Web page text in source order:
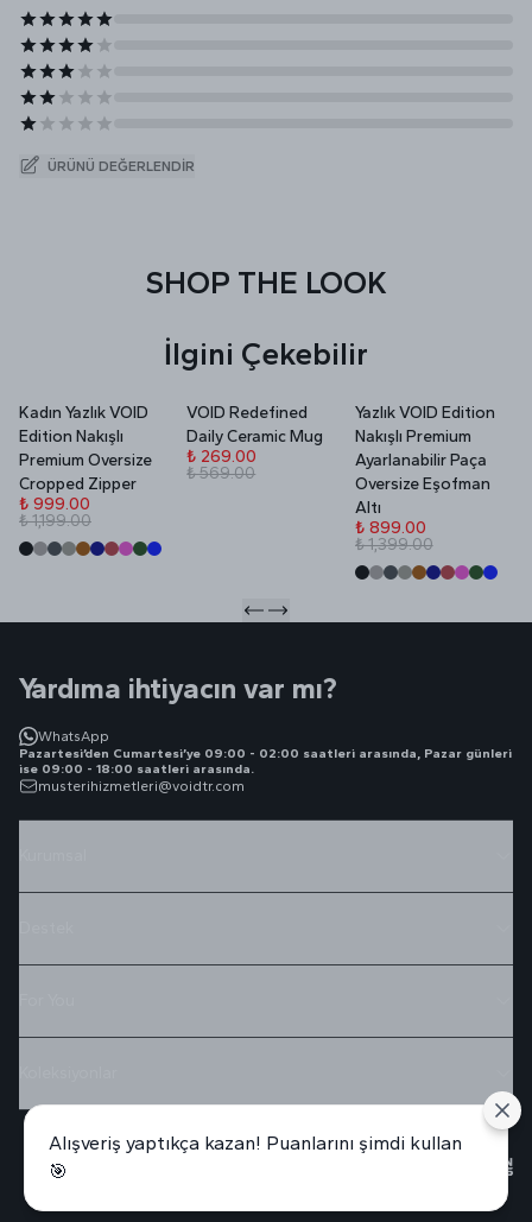
ÜRÜNÜ DEĞERLENDIR
SHOP THE LOOK
İlgini Çekebilir
Kadın Yazlık VOID
Edition Nakışlı
Premium Oversize
Cropped Zipper
₺ 999.00
₺ 1,199.00
VOID Redefined
Daily Ceramic Mug
₺ 269.00
₺ 569.00
Yazlık VOID Edition
Nakışlı Premium
Ayarlanabilir Paça
Oversize Eşofman
Altı
₺ 899.00
₺ 1,399.00
Yardıma ihtiyacın var mı?
WhatsApp
Pazartesi’den Cumartesi’ye 09:00 - 02:00 saatleri arasında, Pazar günleri
ise 09:00 - 18:00 saatleri arasında.
musterihizmetleri@voidtr.com
Alışveriş yaptıkça kazan! Puanlarını şimdi kullan
🎯